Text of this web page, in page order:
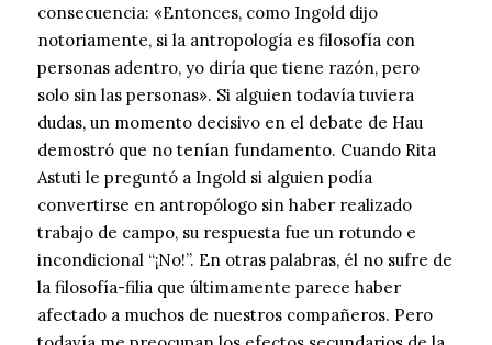
consecuencia: «Entonces, como Ingold dijo
notoriamente, si la antropología es filosofía con
personas adentro, yo diría que tiene razón, pero
solo sin las personas». Si alguien todavía tuviera
dudas, un momento decisivo en el debate de Hau
demostró que no tenían fundamento. Cuando Rita
Astuti le preguntó a Ingold si alguien podía
convertirse en antropólogo sin haber realizado
trabajo de campo, su respuesta fue un rotundo e
incondicional “¡No!”. En otras palabras, él no sufre de
la filosofía-filia que últimamente parece haber
afectado a muchos de nuestros compañeros. Pero